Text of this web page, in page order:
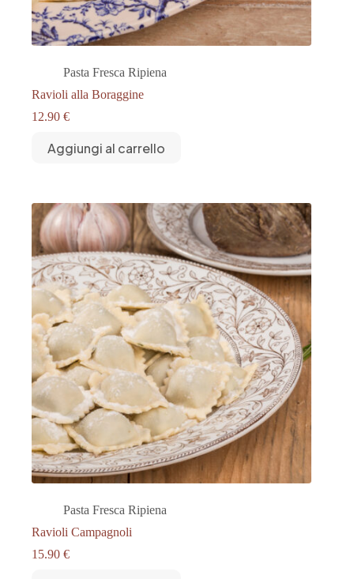
Pasta Fresca Ripiena
Ravioli alla Boraggine
12.90 €
Aggiungi al carrello
Pasta Fresca Ripiena
Ravioli Campagnoli
15.90 €